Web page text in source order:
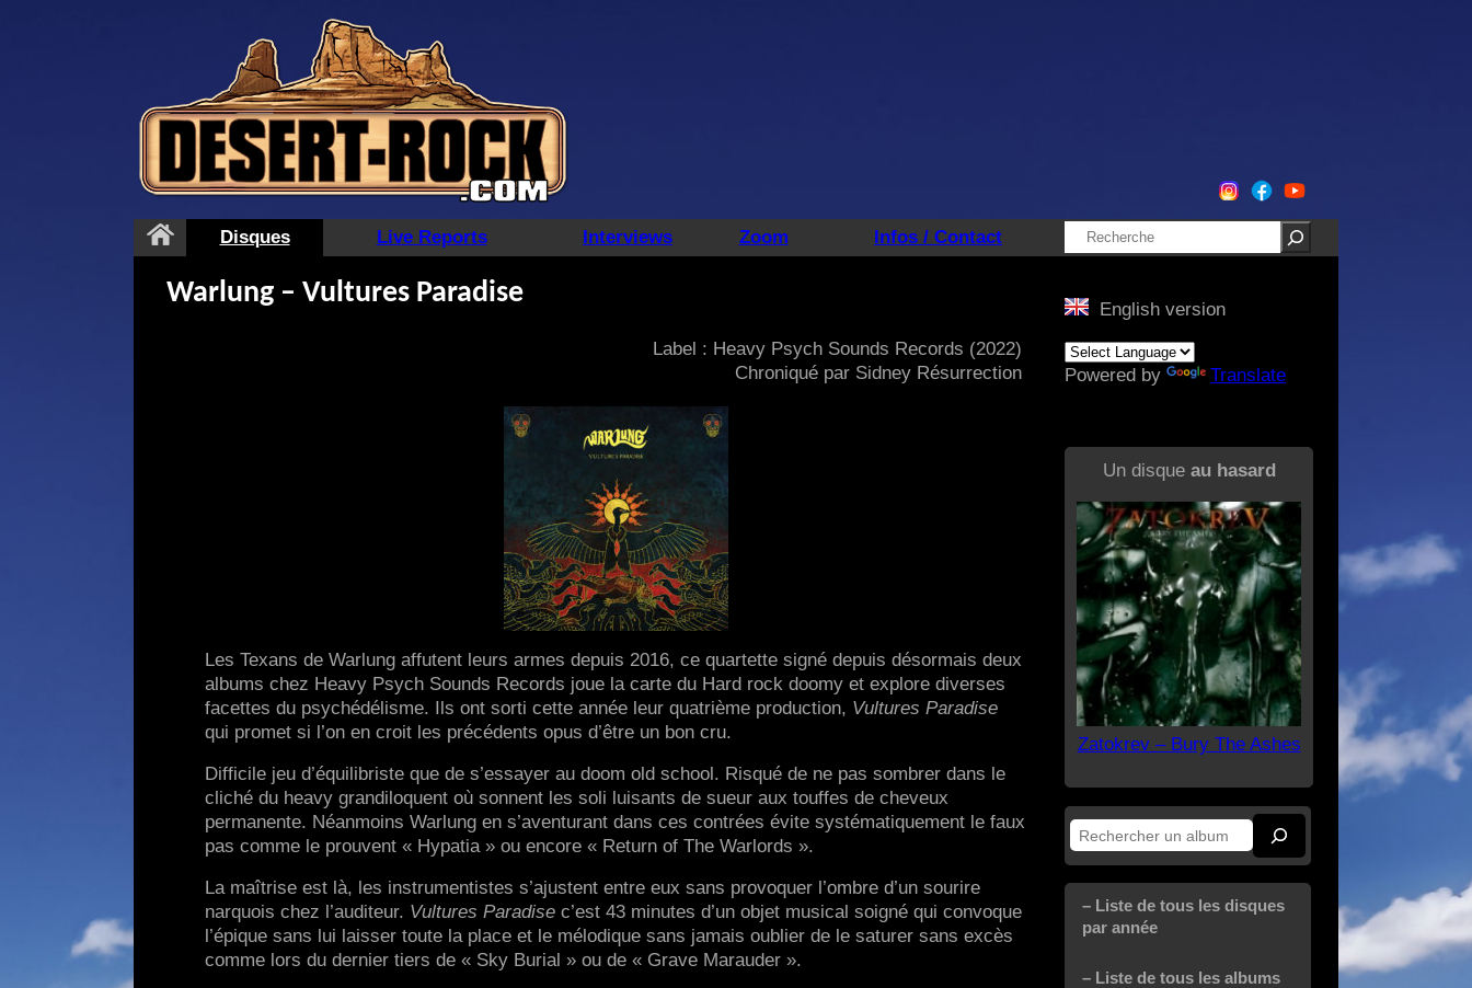
Disques Live Reports Interviews Zoom Infos / Contact Rechercher
Warlung – Vultures Paradise
Label : Heavy Psych Sounds Records (2022)
Chroniqué par Sidney Résurrection
Les Texans de Warlung affutent leurs armes depuis 2016, ce quartette signé depuis désormais deux
albums chez Heavy Psych Sounds Records joue la carte du Hard rock doomy et explore diverses
facettes du psychédélisme. Ils ont sorti cette année leur quatrième production, Vultures Paradise
qui promet si l’on en croit les précédents opus d’être un bon cru.
Difficile jeu d’équilibriste que de s’essayer au doom old school. Risqué de ne pas sombrer dans le
cliché du heavy grandiloquent où sonnent les soli luisants de sueur aux touffes de cheveux
permanente. Néanmoins Warlung en s’aventurant dans ces contrées évite systématiquement le faux
pas comme le prouvent « Hypatia » ou encore « Return of The Warlords ».
La maîtrise est là, les instrumentistes s’ajustent entre eux sans provoquer l’ombre d’un sourire
narquois chez l’auditeur. Vultures Paradise c’est 43 minutes d’un objet musical soigné qui convoque
l’épique sans lui laisser toute la place et le mélodique sans jamais oublier de le saturer sans excès
comme lors du dernier tiers de « Sky Burial » ou de « Grave Marauder ».
English version
Powered by Translate
Un disque au hasard
Zatokrev – Bury The Ashes
Rechercher
– Liste de tous les disques
par année
– Liste de tous les albums